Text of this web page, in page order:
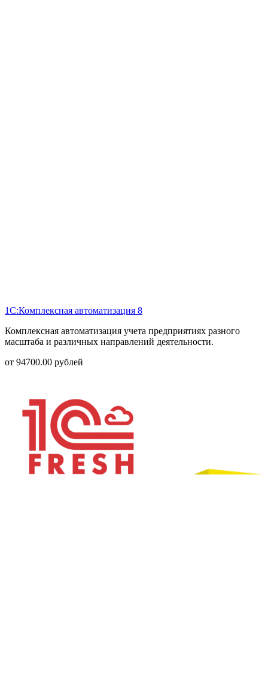
1С:Комплексная автоматизация 8
Комплексная автоматизация учета предприятиях разного
масштаба и различных направлений деятельности.
от 94700.00 рублей